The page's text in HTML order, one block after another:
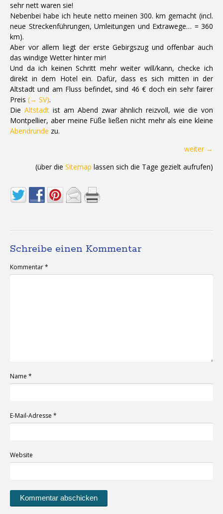
sehr nett waren sie!
Nebenbei habe ich heute netto meinen 300. km gemacht (incl.
neue Streckenführungen, Umleitungen und Extrawege… = 360
km).
Aber vor allem liegt der erste Gebirgszug und offenbar auch
das windige Wetter hinter mir!
Und da ich keinen Schritt mehr weiter will/kann, checke ich
direkt in dem Hotel ein. Dafür, dass es sich mitten in der
Altstadt und am Fluss befindet, sind 46 € doch ein sehr fairer
Preis (→ SV).
Die Altstadtist am Abend zwar ähnlich reizvoll, wie die von
Montpellier, aber meine Füße ließen nicht mehr als eine kleine
Abendrunde zu.
weiter →
(über die Sitemap lassen sich die Tage gezielt aufrufen)
Schreibe einen Kommentar
Kommentar*
Name *
E-Mail-Adresse *
Website